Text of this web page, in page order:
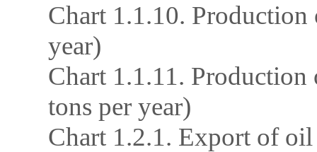
Chart 1.1.10.
year)
Chart 1.1.11.
tons per year)
Chart 1.2.1. Export of